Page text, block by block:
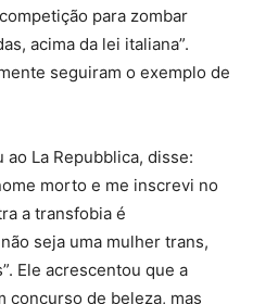
para zombar
acima da lei italiana”.
seguiram o exemplo de
ao La Repubblica, disse:
morto e me inscrevi no
a transfobia é
seja uma mulher trans,
Ele acrescentou que a
concurso de beleza, mas